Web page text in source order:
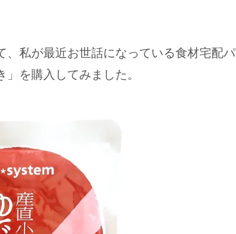
、私が最近お世話になっている食材宅配パ
を購入してみました。